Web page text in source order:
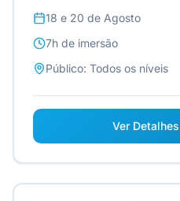
18 e 20 de Agosto
7h de imersão
Público: Todos os níveis
Ver